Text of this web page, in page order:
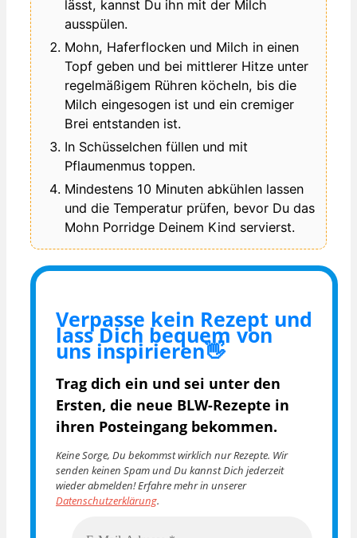
lässt, kannst Du ihn mit der Milch
ausspülen.
Mohn, Haferflocken und Milch in einen
Topf geben und bei mittlerer Hitze unter
regelmäßigem Rühren köcheln, bis die
Milch eingesogen ist und ein cremiger
Brei entstanden ist.
In Schüsselchen füllen und mit
Pflaumenmus toppen.
Mindestens 10 Minuten abkühlen lassen
und die Temperatur prüfen, bevor Du das
Mohn Porridge Deinem Kind servierst.
Verpasse kein Rezept und
lass Dich bequem von
uns inspirieren👋
Trag dich ein und sei unter den
Ersten, die neue BLW-Rezepte in
ihren Posteingang bekommen.
Keine Sorge, Du bekommst wirklich nur Rezepte. Wir
senden keinen Spam und Du kannst Dich jederzeit
wieder abmelden! Erfahre mehr in unserer
Datenschutzerklärung.